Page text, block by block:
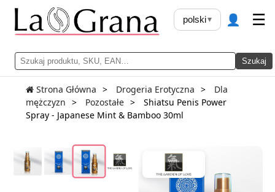
Szukaj
polski▾ 👤 ☰
Strona Główna Drogeria Erotyczna
Dla
mężczyzn
Pozostałe
Shiatsu Penis Power
Spray - Japanese Mint & Bamboo 30ml